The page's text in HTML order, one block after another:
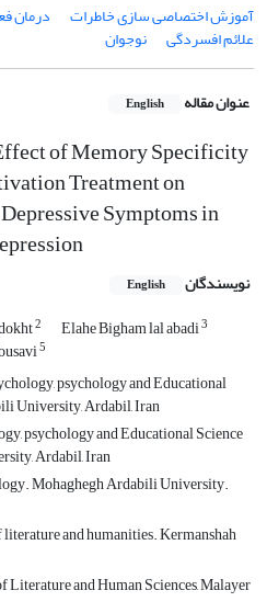
آموزش اختصاصی سازی خاطرات
درمان
علائم افسردگی نوجوان
عنوان مقاله English
of Memory Specificity
Treatment on
Symptoms in
نویسندگان English
2 Elahe Bigham lal abadi3
5
psychology and Educational
University, Ardabil, Iran
psychology and Educational Science
Ardabil, Iran
Mohaghegh Ardabili University.
and humanities. Kermanshah
and Human Sciences, Malayer